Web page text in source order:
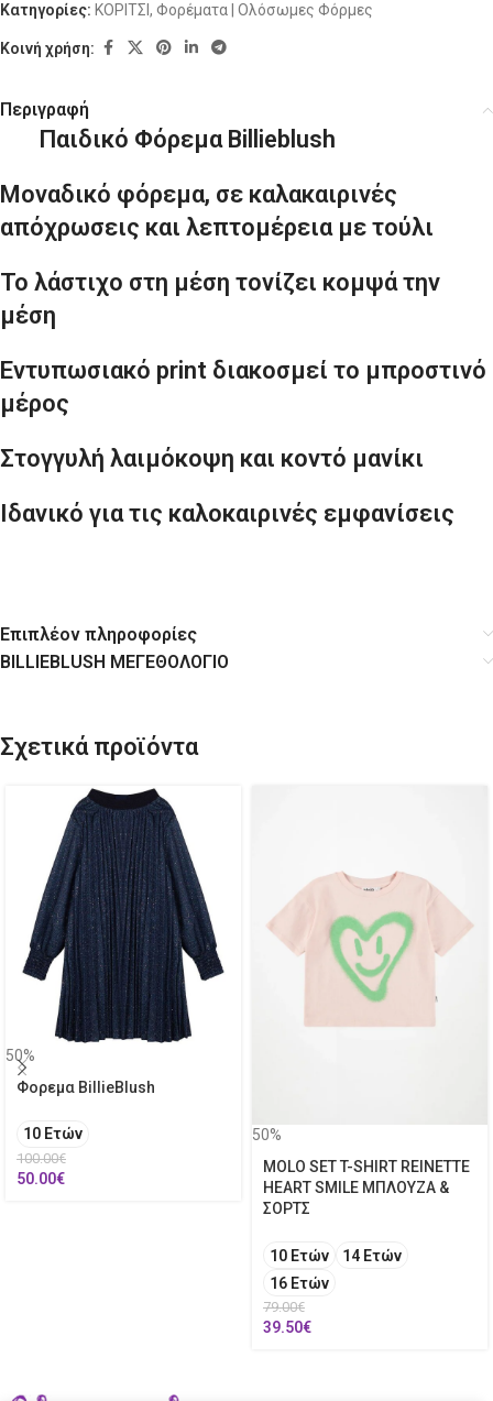
Κατηγορίες: ΚΟΡΙΤΣΙ , Φορέματα | Ολόσωμες Φόρμες
Κοινή χρήση:
Περιγραφή
Παιδικό Φόρεμα Billieblush
Μοναδικό φόρεμα, σε καλακαιρινές
απόχρωσεις και λεπτομέρεια με τούλι
Το λάστιχο στη μέση τονίζει κομψά την
μέση
Εντυπωσιακό print διακοσμεί το μπροστινό
μέρος
Στογγυλή λαιμόκοψη και κοντό μανίκι
Ιδανικό για τις καλοκαιρινές εμφανίσεις
Επιπλέον πληροφορίες
BILLIEBLUSH ΜΕΓΕΘΟΛΟΓΙΟ
Σχετικά προϊόντα
50%
Φορεμα BillieBlush
10 Ετών
100.00€
50.00€
50%
MOLO SET T-SHIRT REINETTE
HEART SMILE ΜΠΛΟΥΖΑ &
ΣΟΡΤΣ
10 Ετών
14 Ετών
16 Ετών
79.00€
39.50€